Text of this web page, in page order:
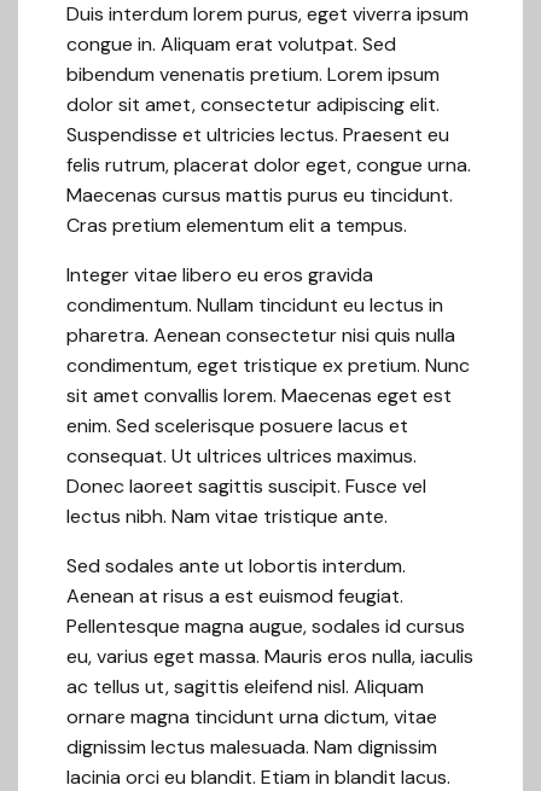
Duis interdum lorem purus, eget viverra ipsum
congue in. Aliquam erat volutpat. Sed
bibendum venenatis pretium. Lorem ipsum
dolor sit amet, consectetur adipiscing elit.
Suspendisse et ultricies lectus. Praesent eu
felis rutrum, placerat dolor eget, congue urna.
Maecenas cursus mattis purus eu tincidunt.
Cras pretium elementum elit a tempus.
Integer vitae libero eu eros gravida
condimentum. Nullam tincidunt eu lectus in
pharetra. Aenean consectetur nisi quis nulla
condimentum, eget tristique ex pretium. Nunc
sit amet convallis lorem. Maecenas eget est
enim. Sed scelerisque posuere lacus et
consequat. Ut ultrices ultrices maximus.
Donec laoreet sagittis suscipit. Fusce vel
lectus nibh. Nam vitae tristique ante.
Sed sodales ante ut lobortis interdum.
Aenean at risus a est euismod feugiat.
Pellentesque magna augue, sodales id cursus
eu, varius eget massa. Mauris eros nulla, iaculis
ac tellus ut, sagittis eleifend nisl. Aliquam
ornare magna tincidunt urna dictum, vitae
dignissim lectus malesuada. Nam dignissim
lacinia orci eu blandit. Etiam in blandit lacus.